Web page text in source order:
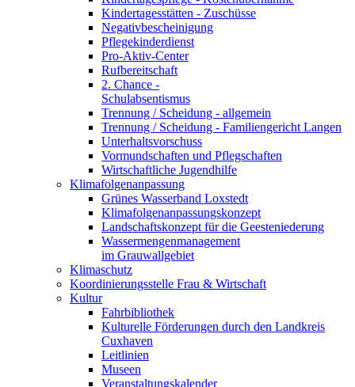
Kindertagesstätten - Zuschüsse
Negativbescheinigung
Pflegekinderdienst
Pro-Aktiv-Center
Rufbereitschaft
2. Chance -
Schulabsentismus
Trennung / Scheidung - allgemein
Trennung / Scheidung - Familiengericht Langen
Unterhaltsvorschuss
Vormundschaften und Pflegschaften
Wirtschaftliche Jugendhilfe
Klimafolgenanpassung
Grünes Wasserband Loxstedt
Klimafolgenanpassungskonzept
Landschaftskonzept für die Geesteniederung
Wassermengenmanagement
im Grauwallgebiet
Klimaschutz
Koordinierungsstelle Frau & Wirtschaft
Kultur
Fahrbibliothek
Kulturelle Förderungen durch den Landkreis
Cuxhaven
Leitlinien
Museen
Veranstaltungskalender